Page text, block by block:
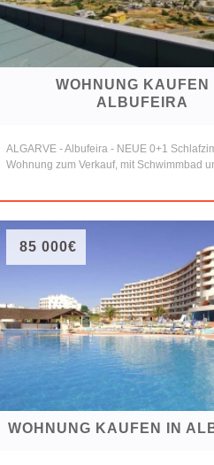
WOHNUNG KAUFEN
ALBUFEIRA
ALGARVE - Albufeira - NEUE 0+1
Wohnung zum Verkauf, mit Schwimmbad
85 000€
WOHNUNG KAUFEN IN